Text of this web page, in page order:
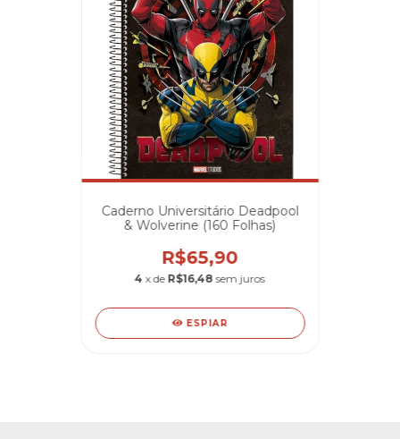
Caderno Universitário Deadpool
& Wolverine (160 Folhas)
R$65,90
4 x de R$16,48 sem juros
ESPIAR